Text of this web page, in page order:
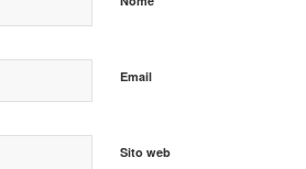
Email
Sito web